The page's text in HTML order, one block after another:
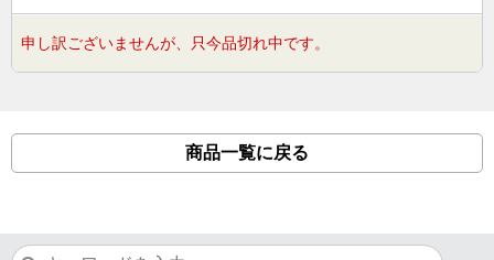
申し訳ございませんが、只今品切れ中です。
商品一覧に戻る